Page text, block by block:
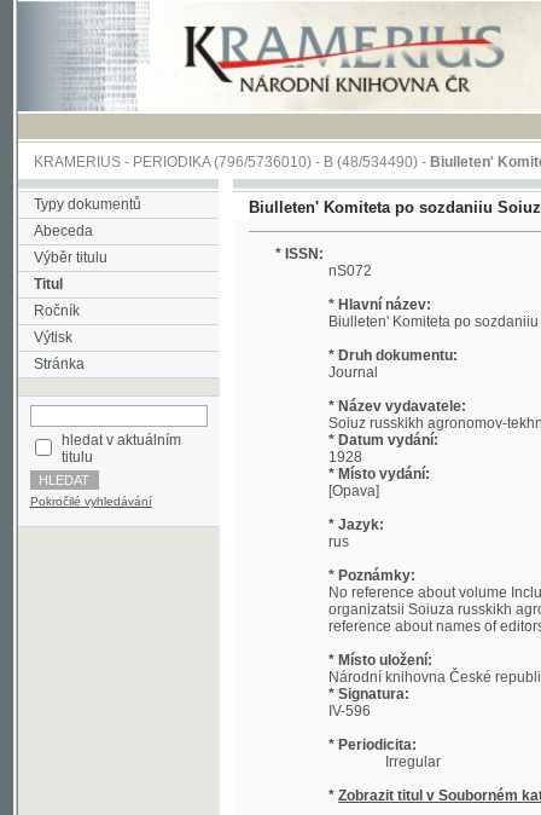
KRAMERIUS-PERIODIKA(796/5736010) -B(48/534490) -Biulleten' Komiteta po
Typy dokumentů
Abeceda
Výběr titulu
Titul
Ročník
Výtisk
Stránka
hledat v aktuálním
Pokročilé vyhledávání
Biulleten' Komiteta po sozdaniiu Soiuza
* ISSN:
nS072
* Hlavní název:
* Druh dokumentu:
* Název vydavatele:
* Datum vydání:
* Místo vydání:
[Opava]
* Jazyk:
* Poznámky:
No reference about volume Included:
reference about names of editors; from
* Místo uložení:
Národní knihovna České republiky -
* Signatura:
* Periodicita:
Irregular
http://kramerius.nkp.cz/kramerius/